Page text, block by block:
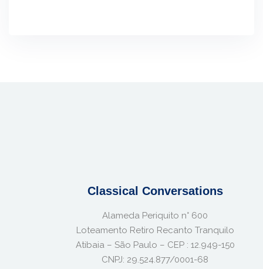
Classical Conversations
Alameda Periquito n° 600
Loteamento Retiro Recanto Tranquilo
Atibaia – São Paulo – CEP : 12.949-150
CNPJ: 29.524.877/0001-68